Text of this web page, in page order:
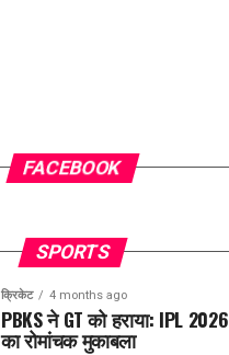
FACEBOOK
SPORTS
क्रिकेट 4 months ago
PBKS ने GT को हराया: IPL 2026
का रोमांचक मुकाबला